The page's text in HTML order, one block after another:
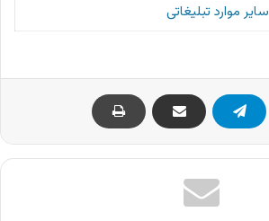
سایر موارد تبلیغاتی